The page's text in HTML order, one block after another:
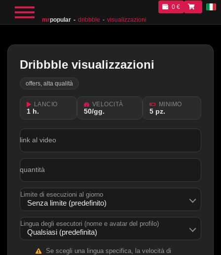
mrpopular dribbble visualizzazioni
0 €
Dribbble visualizzazioni
offers, alta qualità
LANCIO
1 h.
VELOCITÀ
50/gg.
MINIMO
5 pz.
link al video
quantità
Limite di esecuzioni al giorno
Lingua degli esecutori (nome e avatar del profilo)
Se scegli una lingua specifica, la velocità di